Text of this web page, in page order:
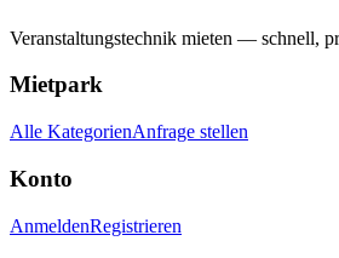
Veranstaltungstechnik mieten — schnell,
Mietpark
Alle KategorienAnfrage stellen
Konto
AnmeldenRegistrieren